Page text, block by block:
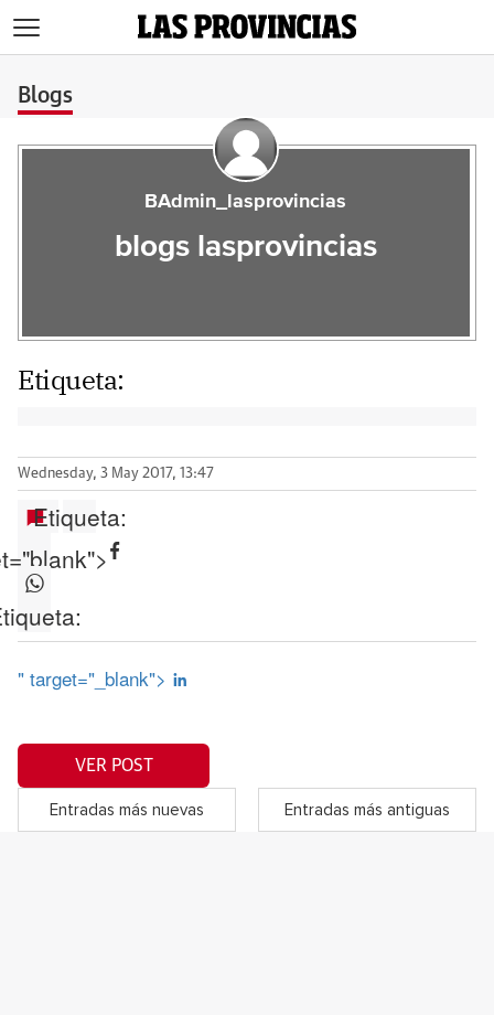
Blogs
BAdmin_lasprovincias
blogs lasprovincias
Etiqueta:
Wednesday, 3 May 2017, 13:47
Etiqueta:
" target="_blank">
VER POST
Entradas más nuevas Entradas más antiguas